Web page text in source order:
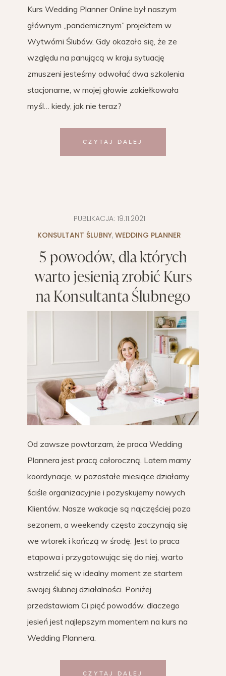
Kurs Wedding Planner Online był naszym
głównym „pandemicznym” projektem w
Wytwórni Ślubów. Gdy okazało się, że ze
względu na panującą w kraju sytuację
zmuszeni jesteśmy odwołać dwa szkolenia
stacjonarne, w mojej głowie zakiełkowała
myśl… kiedy, jak nie teraz?
CZYTAJ DALEJ
PUBLIKACJA: 19.11.2021
KONSULTANT ŚLUBNY, WEDDING PLANNER
5 powodów, dla których
warto jesienią zrobić Kurs
na Konsultanta Ślubnego
Od zawsze powtarzam, że praca Wedding
Plannera jest pracą całoroczną. Latem mamy
koordynacje, w pozostałe miesiące działamy
ściśle organizacyjnie i pozyskujemy nowych
Klientów. Nasze wakacje są najczęściej poza
sezonem, a weekendy często zaczynają się
we wtorek i kończą w środę. Jest to praca
etapowa i przygotowując się do niej, warto
wstrzelić się w idealny moment ze startem
swojej ślubnej działalności. Poniżej
przedstawiam Ci pięć powodów, dlaczego
jesień jest najlepszym momentem na kurs na
Wedding Plannera.
CZYTAJ DALEJ